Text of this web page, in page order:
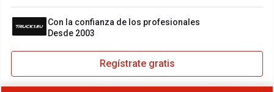
Con la confianza de los profesionales
Desde 2003
Regístrate gratis